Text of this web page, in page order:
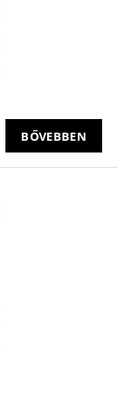
BŐVEBBEN